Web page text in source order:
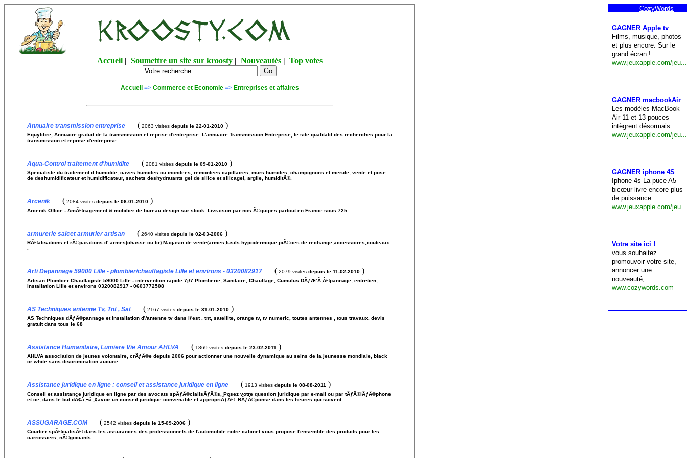
Accueil| Soumettre un site sur kroosty| Nouveautés| Top votes
Accueil => Commerce et Economie=> Entreprises et affaires
Annuaire transmission entreprise ( 2063 visites depuis le 22-01-2010 )
Equylibre, Annuaire gratuit de la transmission et reprise d'entreprise. L'annuaire Transmission Entreprise, le site qualitatif des recherches pour la
transmission et reprise d'entreprise.
Aqua-Control traitement d'humidite ( 2081 visites depuis le 09-01-2010 )
Specialiste du traitement d humidite, caves humides ou inondees, remontees capillaires, murs humides, champignons et merule, vente et pose
de deshumidificateur et humidificateur, sachets deshydratants gel de silice et silicagel, argile, humiditÃ©.
Arcenik ( 2084 visites depuis le 06-01-2010 )
Arcenik Office - AmÃ©nagement & mobilier de bureau design sur stock. Livraison par nos Ã©quipes partout en France sous 72h.
armurerie salcet armurier artisan ( 2640 visites depuis le 02-03-2006 )
RÃ©alisations et rÃ©parations d' armes(chasse ou tir).Magasin de vente(armes,fusils hypodermique,piÃ©ces de rechange,accessoires,couteaux
Arti Depannage 59000 Lille - plombier/chauffagiste Lille et environs - 0320082917 ( 2079 visites depuis le 11-02-2010 )
Artisan Plombier Chauffagiste 59000 Lille - intervention rapide 7j/7 Plomberie, Sanitaire, Chauffage, Cumulus DÃƒÆ’Ã‚Â©pannage, entretien,
installation Lille et environs 0320082917 - 0603772508
AS Techniques antenne Tv, Tnt , Sat( 2167 visites depuis le 31-01-2010 )
AS Techniques dÃƒÂ©pannage et installation d\'antenne tv dans l\'est . tnt, satellite, orange tv, tv numeric, toutes antennes , tous travaux. devis
gratuit dans tous le 68
Assistance Humanitaire, Lumiere Vie Amour AHLVA ( 1869 visites depuis le 23-02-2011 )
AHLVA association de jeunes volontaire, crÃƒÂ©e depuis 2006 pour actionner une nouvelle dynamique au seins de la jeunesse mondiale, black
or white sans discrimination aucune.
Assistance juridique en ligne : conseil et assistance juridique en ligne ( 1913 visites depuis le 08-08-2011 )
Conseil et assistance juridique en ligne par des avocats spÃƒÂ©cialisÃƒÂ©s, Posez votre question juridique par e-mail ou par tÃƒÂ©lÃƒÂ©phone
et ce, dans le but dÃ¢â‚¬â„¢avoir un conseil juridique convenable et appropriÃƒÂ©. RÃƒÂ©ponse dans les heures qui suivent.
ASSUGARAGE.COM ( 2542 visites depuis le 15-09-2006 )
Courtier spÃ©cialisÃ© dans les assurances des professionnels de l'automobile notre cabinet vous propose l'ensemble des produits pour les
carrossiers, nÃ©gociants....